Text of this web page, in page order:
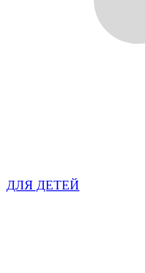
ДЛЯ ДЕТЕЙ